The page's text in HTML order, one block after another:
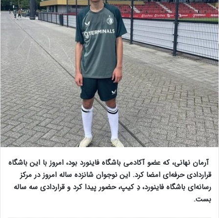
آرمان نهانی، ‏که عضو آکادمی باشگاه فاینورد بود، امروز با این باشگاه
قراردادی ‏حرفه‌ای امضا کرد. این نوجوان شانزده ساله امروز در مرکز
رسانه‌‌‌ای ‏باشگاه فاینورد، دِ کیپ، حضور پیدا کرد و قراردادی سه ساله
بست.